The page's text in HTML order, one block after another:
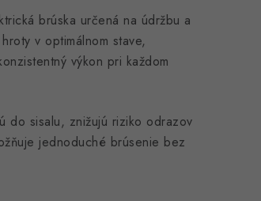
brúska určená na údržbu a
v optimálnom stave,
výkon pri každom
do sisalu, znižujú riziko odrazov
jednoduché brúsenie bez